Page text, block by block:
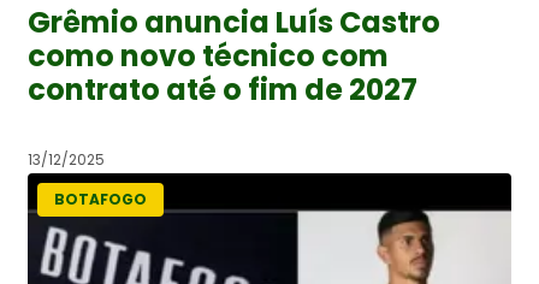
Grêmio anuncia Luís Castro
como novo técnico com
contrato até o fim de 2027
13/12/2025
BOTAFOGO